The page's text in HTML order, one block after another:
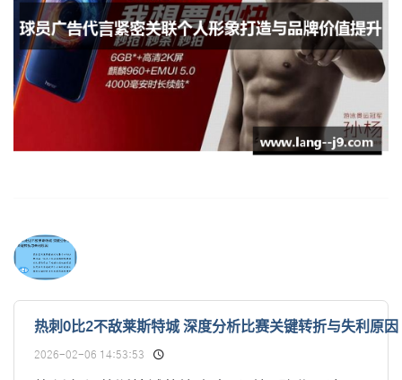
热刺0比2不敌莱斯特城 深度分析比赛关键转折与失利原因
2026-02-06 14:53:53